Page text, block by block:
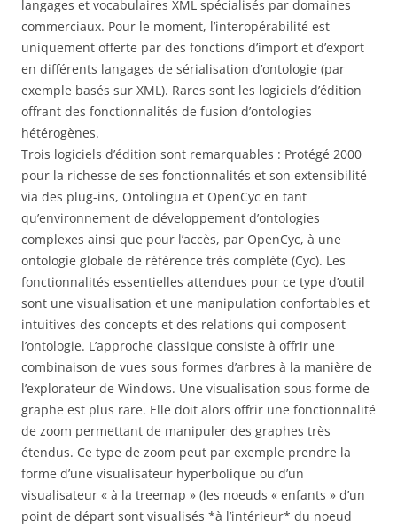
langages et vocabulaires XML spécialisés par domaines
commerciaux. Pour le moment, l’interopérabilité est
uniquement offerte par des fonctions d’import et d’export
en différents langages de sérialisation d’ontologie (par
exemple basés sur XML). Rares sont les logiciels d’édition
offrant des fonctionnalités de fusion d’ontologies
hétérogènes.
Trois logiciels d’édition sont remarquables : Protégé 2000
pour la richesse de ses fonctionnalités et son extensibilité
via des plug-ins, Ontolingua et OpenCyc en tant
qu’environnement de développement d’ontologies
complexes ainsi que pour l’accès, par OpenCyc, à une
ontologie globale de référence très complète (Cyc). Les
fonctionnalités essentielles attendues pour ce type d’outil
sont une visualisation et une manipulation confortables et
intuitives des concepts et des relations qui composent
l’ontologie. L’approche classique consiste à offrir une
combinaison de vues sous formes d’arbres à la manière de
l’explorateur de Windows. Une visualisation sous forme de
graphe est plus rare. Elle doit alors offrir une fonctionnalité
de zoom permettant de manipuler des graphes très
étendus. Ce type de zoom peut par exemple prendre la
forme d’une visualisateur hyperbolique ou d’un
visualisateur « à la treemap » (les noeuds « enfants » d’un
point de départ sont visualisés *à l’intérieur* du noeud